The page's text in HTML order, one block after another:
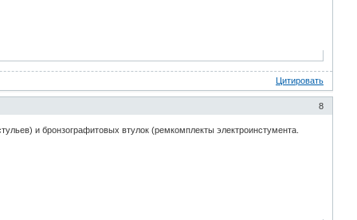
Цитировать
8
и бронзографитовых втулок (ремкомплекты электроинстумента.